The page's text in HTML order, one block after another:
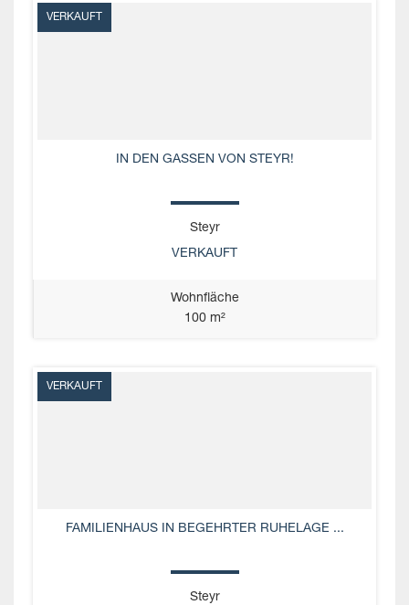
VERKAUFT
IN DEN GASSEN VON STEYR!
Steyr
VERKAUFT
Wohnfläche
100 m²
VERKAUFT
FAMILIENHAUS IN BEGEHRTER RUHELAGE ...
Steyr